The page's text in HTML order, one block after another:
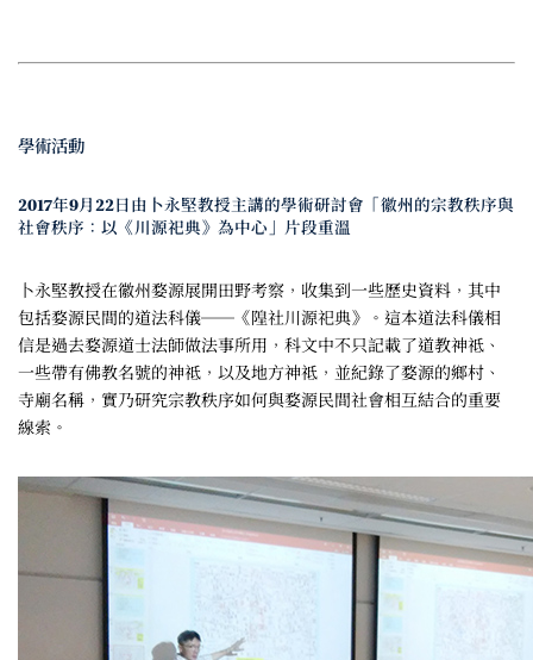
學術活動
2017年9月22日由卜永堅教授主講的學術研討會「徽州的宗教秩序與
社會秩序：以《川源祀典》為中心」片段重溫
卜永堅教授在徽州婺源展開田野考察，收集到一些歷史資料，其中
包括婺源民間的道法科儀──《隍社川源祀典》。這本道法科儀相
信是過去婺源道士法師做法事所用，科文中不只記載了道教神祗、
一些帶有佛教名號的神祗，以及地方神祗，並紀錄了婺源的鄉村、
寺廟名稱，實乃研究宗教秩序如何與婺源民間社會相互結合的重要
線索。